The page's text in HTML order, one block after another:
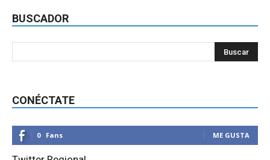
BUSCADOR
CONÉCTATE
0 Fans ME GUSTA